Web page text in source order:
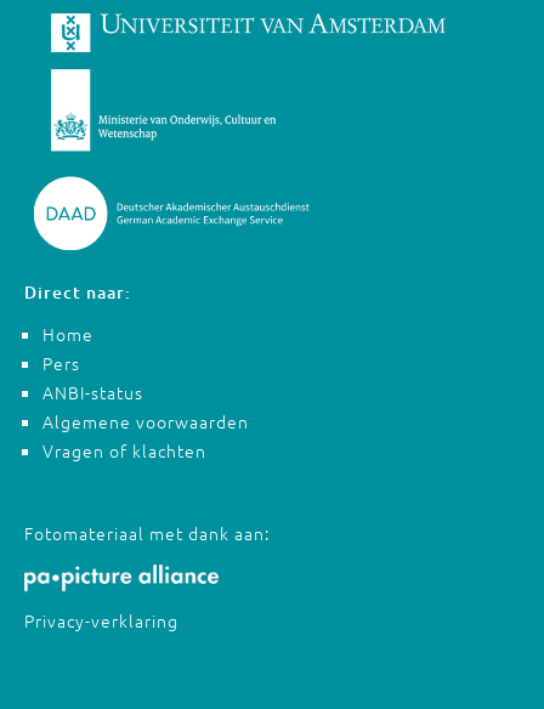
Direct naar:
Home
Pers
ANBI-status
Algemene voorwaarden
Vragen of klachten
Fotomateriaal met dank aan:
Privacy-verklaring